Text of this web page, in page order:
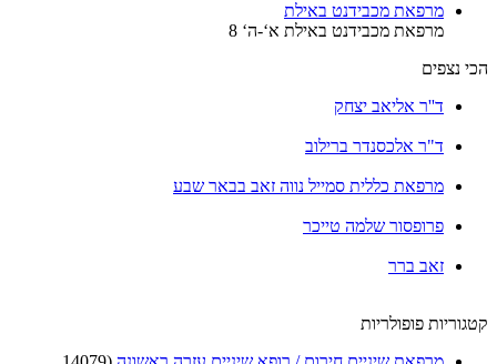
מרפאת מכבידנט באילת
מרפאת מכבידנט באילת א‘-ה‘ 8
הכי נצפים
ד''ר אליאב יצחק
ד"ר אלכסנדר ברילוב
מרפאת כללית סמייל נווה זאב בבאר שבע
פרופסור שלמה טייכר
זאב ברר
קטגוריות פופולריות